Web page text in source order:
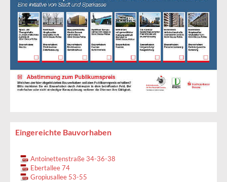
Eingereichte Bauvorhaben
Antoinettenstraße 34-36-38
Ebertallee 74
Gropiusallee 53-55